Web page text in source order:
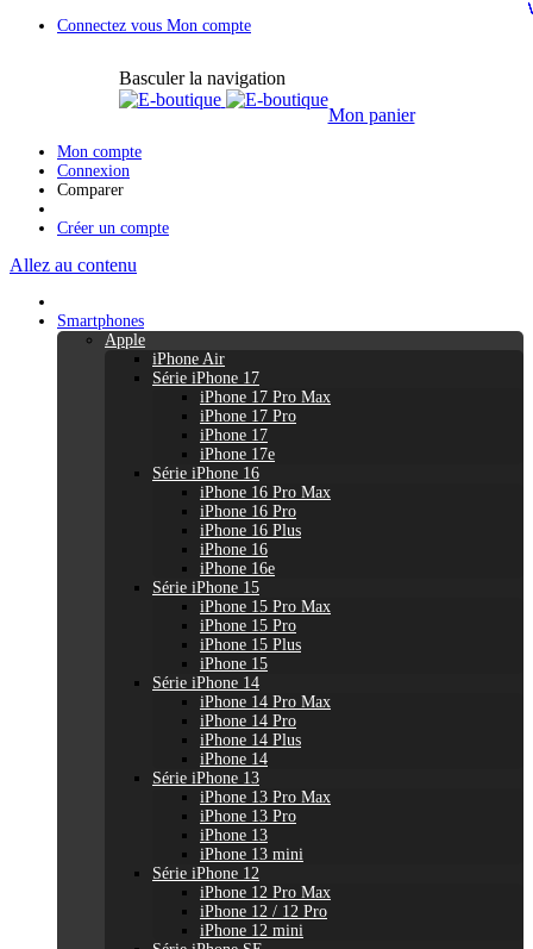
Connectez vous Mon compte
Basculer la navigation
Mon panier
Mon compte
Connexion
Comparer
Créer un compte
Allez au contenu
Smartphones
Apple
iPhone Air
Série iPhone 17
iPhone 17 Pro Max
iPhone 17 Pro
iPhone 17
iPhone 17e
Série iPhone 16
iPhone 16 Pro Max
iPhone 16 Pro
iPhone 16 Plus
iPhone 16
iPhone 16e
Série iPhone 15
iPhone 15 Pro Max
iPhone 15 Pro
iPhone 15 Plus
iPhone 15
Série iPhone 14
iPhone 14 Pro Max
iPhone 14 Pro
iPhone 14 Plus
iPhone 14
Série iPhone 13
iPhone 13 Pro Max
iPhone 13 Pro
iPhone 13
iPhone 13 mini
Série iPhone 12
iPhone 12 Pro Max
iPhone 12 / 12 Pro
iPhone 12 mini